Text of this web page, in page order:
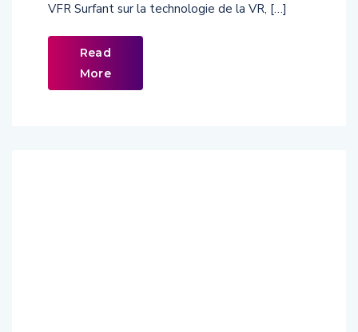
VFR Surfant sur la technologie de la VR, […]
Read
More